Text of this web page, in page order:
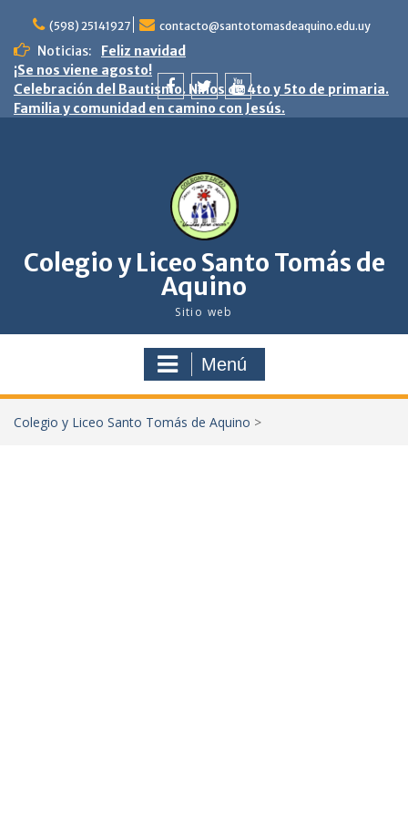
contenido
(598) 25141927 contacto@santotomasdeaquino.edu.uy
Noticias:
Feliz navidad
¡Se nos viene agosto!
Celebración del Bautismo. Niños de 4to y 5to de primaria.
Familia y comunidad en camino con Jesús.
facebooktwitteryoutube
Colegio y Liceo Santo Tomás de
Aquino
Sitio web
Menú
Colegio y Liceo Santo Tomás de Aquino >